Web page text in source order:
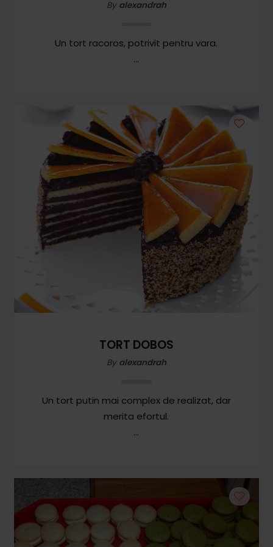
By alexandrah
Un tort racoros, potrivit pentru vara.
TORT DOBOS
By alexandrah
Un tort putin mai complex de realizat, dar
merita efortul.